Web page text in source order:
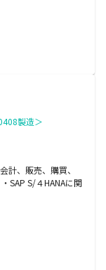
製造＞
計、販売、購買、
SAP S/４HANAに関